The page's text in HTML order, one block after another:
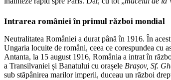
Intrarea româniei în primul război mondial
Neutralitatea României a durat până în 1916. În
Ungaria locuite de români, ceea ce corespundea cu
Antanta, la 15 august 1916, România a intrat în
a Transilvaniei și Banatului cu orașele Brașov, Sf.
sub stăpânirea marilor imperii, duceau un război